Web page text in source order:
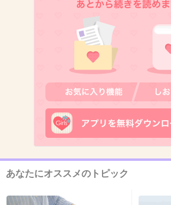
2026/07/08(水) 16:57:01
主犯の女のインパクトたるや
6件の返信
あなたにオススメのトピック